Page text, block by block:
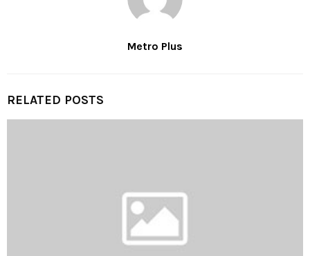
Metro Plus
RELATED POSTS